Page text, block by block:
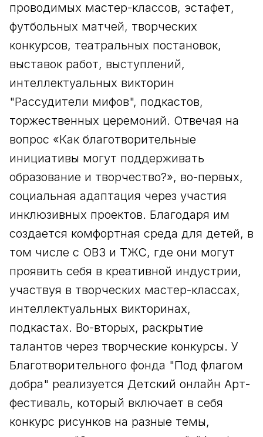
проводимых мастер-классов, эстафет,
футбольных матчей, творческих
конкурсов, театральных постановок,
выставок работ, выступлений,
интеллектуальных викторин
"Рассудители мифов", подкастов,
торжественных церемоний. Отвечая на
вопрос «Как благотворительные
инициативы могут поддерживать
образование и творчество?», во-первых,
социальная адаптация через участия
инклюзивных проектов. Благодаря им
создается комфортная среда для детей, в
том числе с ОВЗ и ТЖС, где они могут
проявить себя в креативной индустрии,
участвуя в творческих мастер-классах,
интеллектуальных викторинах,
подкастах. Во-вторых, раскрытие
талантов через творческие конкурсы. У
Благотворительного фонда "Под флагом
добра" реализуется Детский онлайн Арт-
фестиваль, который включает в себя
конкурс рисунков на разные темы,